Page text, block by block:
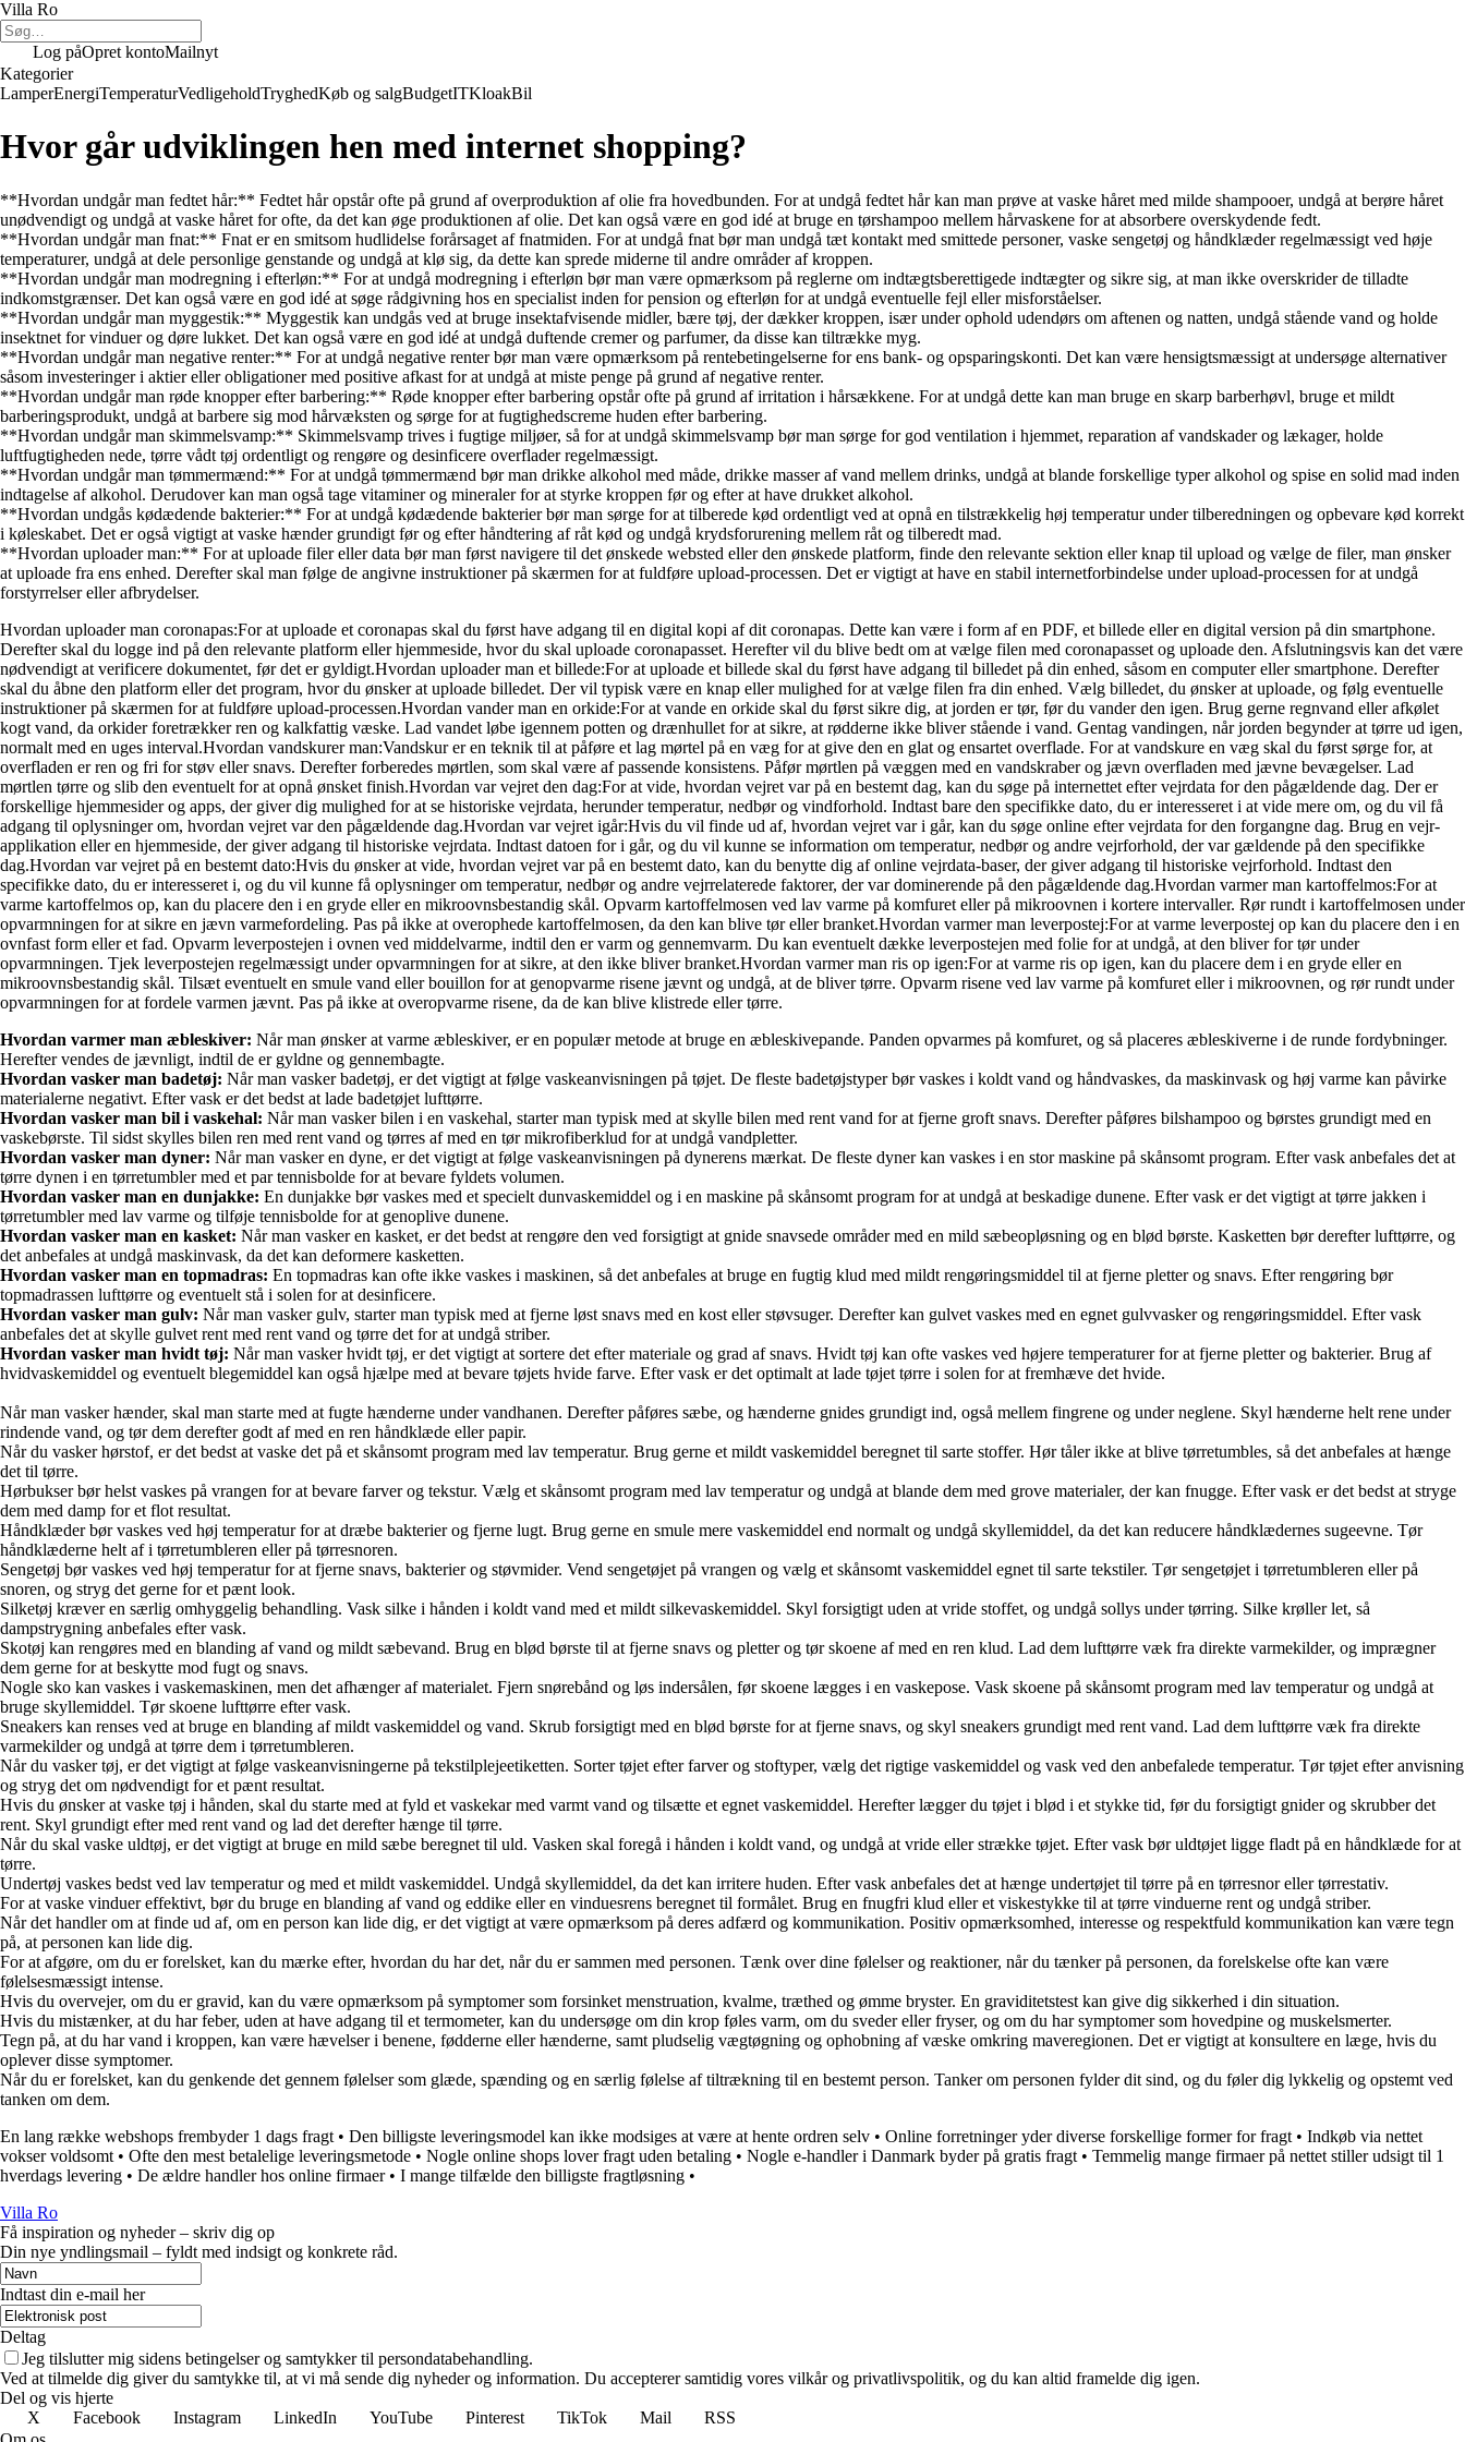
Villa Ro
Log påOpret kontoMailnyt
Kategorier
LamperEnergiTemperaturVedligeholdTryghedKøb og salgBudgetITKloakBil
Hvor går udviklingen hen med internet shopping?
**Hvordan undgår man fedtet hår:** Fedtet hår opstår ofte på grund af overproduktion af olie fra hovedbunden. For at undgå fedtet hår kan man prøve at vaske håret med milde shampooer, undgå at berøre håret
unødvendigt og undgå at vaske håret for ofte, da det kan øge produktionen af olie. Det kan også være en god idé at bruge en tørshampoo mellem hårvaskene for at absorbere overskydende fedt.
**Hvordan undgår man fnat:** Fnat er en smitsom hudlidelse forårsaget af fnatmiden. For at undgå fnat bør man undgå tæt kontakt med smittede personer, vaske sengetøj og håndklæder regelmæssigt ved høje
temperaturer, undgå at dele personlige genstande og undgå at klø sig, da dette kan sprede miderne til andre områder af kroppen.
**Hvordan undgår man modregning i efterløn:** For at undgå modregning i efterløn bør man være opmærksom på reglerne om indtægtsberettigede indtægter og sikre sig, at man ikke overskrider de tilladte
indkomstgrænser. Det kan også være en god idé at søge rådgivning hos en specialist inden for pension og efterløn for at undgå eventuelle fejl eller misforståelser.
**Hvordan undgår man myggestik:** Myggestik kan undgås ved at bruge insektafvisende midler, bære tøj, der dækker kroppen, især under ophold udendørs om aftenen og natten, undgå stående vand og holde
insektnet for vinduer og døre lukket. Det kan også være en god idé at undgå duftende cremer og parfumer, da disse kan tiltrække myg.
**Hvordan undgår man negative renter:** For at undgå negative renter bør man være opmærksom på rentebetingelserne for ens bank- og opsparingskonti. Det kan være hensigtsmæssigt at undersøge alternativer
såsom investeringer i aktier eller obligationer med positive afkast for at undgå at miste penge på grund af negative renter.
**Hvordan undgår man røde knopper efter barbering:** Røde knopper efter barbering opstår ofte på grund af irritation i hårsækkene. For at undgå dette kan man bruge en skarp barberhøvl, bruge et mildt
barberingsprodukt, undgå at barbere sig mod hårvæksten og sørge for at fugtighedscreme huden efter barbering.
**Hvordan undgår man skimmelsvamp:** Skimmelsvamp trives i fugtige miljøer, så for at undgå skimmelsvamp bør man sørge for god ventilation i hjemmet, reparation af vandskader og lækager, holde
luftfugtigheden nede, tørre vådt tøj ordentligt og rengøre og desinficere overflader regelmæssigt.
**Hvordan undgår man tømmermænd:** For at undgå tømmermænd bør man drikke alkohol med måde, drikke masser af vand mellem drinks, undgå at blande forskellige typer alkohol og spise en solid mad inden
indtagelse af alkohol. Derudover kan man også tage vitaminer og mineraler for at styrke kroppen før og efter at have drukket alkohol.
**Hvordan undgås kødædende bakterier:** For at undgå kødædende bakterier bør man sørge for at tilberede kød ordentligt ved at opnå en tilstrækkelig høj temperatur under tilberedningen og opbevare kød korrekt
i køleskabet. Det er også vigtigt at vaske hænder grundigt før og efter håndtering af råt kød og undgå krydsforurening mellem råt og tilberedt mad.
**Hvordan uploader man:** For at uploade filer eller data bør man først navigere til det ønskede websted eller den ønskede platform, finde den relevante sektion eller knap til upload og vælge de filer, man ønsker
at uploade fra ens enhed. Derefter skal man følge de angivne instruktioner på skærmen for at fuldføre upload-processen. Det er vigtigt at have en stabil internetforbindelse under upload-processen for at undgå
forstyrrelser eller afbrydelser.
Hvordan uploader man coronapas:For at uploade et coronapas skal du først have adgang til en digital kopi af dit coronapas. Dette kan være i form af en PDF, et billede eller en digital version på din smartphone.
Derefter skal du logge ind på den relevante platform eller hjemmeside, hvor du skal uploade coronapasset. Herefter vil du blive bedt om at vælge filen med coronapasset og uploade den. Afslutningsvis kan det være
nødvendigt at verificere dokumentet, før det er gyldigt.Hvordan uploader man et billede:For at uploade et billede skal du først have adgang til billedet på din enhed, såsom en computer eller smartphone. Derefter
skal du åbne den platform eller det program, hvor du ønsker at uploade billedet. Der vil typisk være en knap eller mulighed for at vælge filen fra din enhed. Vælg billedet, du ønsker at uploade, og følg eventuelle
instruktioner på skærmen for at fuldføre upload-processen.Hvordan vander man en orkide:For at vande en orkide skal du først sikre dig, at jorden er tør, før du vander den igen. Brug gerne regnvand eller afkølet
kogt vand, da orkider foretrækker ren og kalkfattig væske. Lad vandet løbe igennem potten og drænhullet for at sikre, at rødderne ikke bliver stående i vand. Gentag vandingen, når jorden begynder at tørre ud igen,
normalt med en uges interval.Hvordan vandskurer man:Vandskur er en teknik til at påføre et lag mørtel på en væg for at give den en glat og ensartet overflade. For at vandskure en væg skal du først sørge for, at
overfladen er ren og fri for støv eller snavs. Derefter forberedes mørtlen, som skal være af passende konsistens. Påfør mørtlen på væggen med en vandskraber og jævn overfladen med jævne bevægelser. Lad
mørtlen tørre og slib den eventuelt for at opnå ønsket finish.Hvordan var vejret den dag:For at vide, hvordan vejret var på en bestemt dag, kan du søge på internettet efter vejrdata for den pågældende dag. Der er
forskellige hjemmesider og apps, der giver dig mulighed for at se historiske vejrdata, herunder temperatur, nedbør og vindforhold. Indtast bare den specifikke dato, du er interesseret i at vide mere om, og du vil få
adgang til oplysninger om, hvordan vejret var den pågældende dag.Hvordan var vejret igår:Hvis du vil finde ud af, hvordan vejret var i går, kan du søge online efter vejrdata for den forgangne dag. Brug en vejr-
applikation eller en hjemmeside, der giver adgang til historiske vejrdata. Indtast datoen for i går, og du vil kunne se information om temperatur, nedbør og andre vejrforhold, der var gældende på den specifikke
dag.Hvordan var vejret på en bestemt dato:Hvis du ønsker at vide, hvordan vejret var på en bestemt dato, kan du benytte dig af online vejrdata-baser, der giver adgang til historiske vejrforhold. Indtast den
specifikke dato, du er interesseret i, og du vil kunne få oplysninger om temperatur, nedbør og andre vejrrelaterede faktorer, der var dominerende på den pågældende dag.Hvordan varmer man kartoffelmos:For at
varme kartoffelmos op, kan du placere den i en gryde eller en mikroovnsbestandig skål. Opvarm kartoffelmosen ved lav varme på komfuret eller på mikroovnen i kortere intervaller. Rør rundt i kartoffelmosen under
opvarmningen for at sikre en jævn varmefordeling. Pas på ikke at overophede kartoffelmosen, da den kan blive tør eller branket.Hvordan varmer man leverpostej:For at varme leverpostej op kan du placere den i en
ovnfast form eller et fad. Opvarm leverpostejen i ovnen ved middelvarme, indtil den er varm og gennemvarm. Du kan eventuelt dække leverpostejen med folie for at undgå, at den bliver for tør under
opvarmningen. Tjek leverpostejen regelmæssigt under opvarmningen for at sikre, at den ikke bliver branket.Hvordan varmer man ris op igen:For at varme ris op igen, kan du placere dem i en gryde eller en
mikroovnsbestandig skål. Tilsæt eventuelt en smule vand eller bouillon for at genopvarme risene jævnt og undgå, at de bliver tørre. Opvarm risene ved lav varme på komfuret eller i mikroovnen, og rør rundt under
opvarmningen for at fordele varmen jævnt. Pas på ikke at overopvarme risene, da de kan blive klistrede eller tørre.
Hvordan varmer man æbleskiver: Når man ønsker at varme æbleskiver, er en populær metode at bruge en æbleskivepande. Panden opvarmes på komfuret, og så placeres æbleskiverne i de runde fordybninger.
Herefter vendes de jævnligt, indtil de er gyldne og gennembagte.
Hvordan vasker man badetøj: Når man vasker badetøj, er det vigtigt at følge vaskeanvisningen på tøjet. De fleste badetøjstyper bør vaskes i koldt vand og håndvaskes, da maskinvask og høj varme kan påvirke
materialerne negativt. Efter vask er det bedst at lade badetøjet lufttørre.
Hvordan vasker man bil i vaskehal: Når man vasker bilen i en vaskehal, starter man typisk med at skylle bilen med rent vand for at fjerne groft snavs. Derefter påføres bilshampoo og børstes grundigt med en
vaskebørste. Til sidst skylles bilen ren med rent vand og tørres af med en tør mikrofiberklud for at undgå vandpletter.
Hvordan vasker man dyner: Når man vasker en dyne, er det vigtigt at følge vaskeanvisningen på dynerens mærkat. De fleste dyner kan vaskes i en stor maskine på skånsomt program. Efter vask anbefales det at
tørre dynen i en tørretumbler med et par tennisbolde for at bevare fyldets volumen.
Hvordan vasker man en dunjakke: En dunjakke bør vaskes med et specielt dunvaskemiddel og i en maskine på skånsomt program for at undgå at beskadige dunene. Efter vask er det vigtigt at tørre jakken i
tørretumbler med lav varme og tilføje tennisbolde for at genoplive dunene.
Hvordan vasker man en kasket: Når man vasker en kasket, er det bedst at rengøre den ved forsigtigt at gnide snavsede områder med en mild sæbeopløsning og en blød børste. Kasketten bør derefter lufttørre, og
det anbefales at undgå maskinvask, da det kan deformere kasketten.
Hvordan vasker man en topmadras: En topmadras kan ofte ikke vaskes i maskinen, så det anbefales at bruge en fugtig klud med mildt rengøringsmiddel til at fjerne pletter og snavs. Efter rengøring bør
topmadrassen lufttørre og eventuelt stå i solen for at desinficere.
Hvordan vasker man gulv: Når man vasker gulv, starter man typisk med at fjerne løst snavs med en kost eller støvsuger. Derefter kan gulvet vaskes med en egnet gulvvasker og rengøringsmiddel. Efter vask
anbefales det at skylle gulvet rent med rent vand og tørre det for at undgå striber.
Hvordan vasker man hvidt tøj: Når man vasker hvidt tøj, er det vigtigt at sortere det efter materiale og grad af snavs. Hvidt tøj kan ofte vaskes ved højere temperaturer for at fjerne pletter og bakterier. Brug af
hvidvaskemiddel og eventuelt blegemiddel kan også hjælpe med at bevare tøjets hvide farve. Efter vask er det optimalt at lade tøjet tørre i solen for at fremhæve det hvide.
Når man vasker hænder, skal man starte med at fugte hænderne under vandhanen. Derefter påføres sæbe, og hænderne gnides grundigt ind, også mellem fingrene og under neglene. Skyl hænderne helt rene under
rindende vand, og tør dem derefter godt af med en ren håndklæde eller papir.
Når du vasker hørstof, er det bedst at vaske det på et skånsomt program med lav temperatur. Brug gerne et mildt vaskemiddel beregnet til sarte stoffer. Hør tåler ikke at blive tørretumbles, så det anbefales at hænge
det til tørre.
Hørbukser bør helst vaskes på vrangen for at bevare farver og tekstur. Vælg et skånsomt program med lav temperatur og undgå at blande dem med grove materialer, der kan fnugge. Efter vask er det bedst at stryge
dem med damp for et flot resultat.
Håndklæder bør vaskes ved høj temperatur for at dræbe bakterier og fjerne lugt. Brug gerne en smule mere vaskemiddel end normalt og undgå skyllemiddel, da det kan reducere håndklædernes sugeevne. Tør
håndklæderne helt af i tørretumbleren eller på tørresnoren.
Sengetøj bør vaskes ved høj temperatur for at fjerne snavs, bakterier og støvmider. Vend sengetøjet på vrangen og vælg et skånsomt vaskemiddel egnet til sarte tekstiler. Tør sengetøjet i tørretumbleren eller på
snoren, og stryg det gerne for et pænt look.
Silketøj kræver en særlig omhyggelig behandling. Vask silke i hånden i koldt vand med et mildt silkevaskemiddel. Skyl forsigtigt uden at vride stoffet, og undgå sollys under tørring. Silke krøller let, så
dampstrygning anbefales efter vask.
Skotøj kan rengøres med en blanding af vand og mildt sæbevand. Brug en blød børste til at fjerne snavs og pletter og tør skoene af med en ren klud. Lad dem lufttørre væk fra direkte varmekilder, og imprægner
dem gerne for at beskytte mod fugt og snavs.
Nogle sko kan vaskes i vaskemaskinen, men det afhænger af materialet. Fjern snørebånd og løs indersålen, før skoene lægges i en vaskepose. Vask skoene på skånsomt program med lav temperatur og undgå at
bruge skyllemiddel. Tør skoene lufttørre efter vask.
Sneakers kan renses ved at bruge en blanding af mildt vaskemiddel og vand. Skrub forsigtigt med en blød børste for at fjerne snavs, og skyl sneakers grundigt med rent vand. Lad dem lufttørre væk fra direkte
varmekilder og undgå at tørre dem i tørretumbleren.
Når du vasker tøj, er det vigtigt at følge vaskeanvisningerne på tekstilplejeetiketten. Sorter tøjet efter farver og stoftyper, vælg det rigtige vaskemiddel og vask ved den anbefalede temperatur. Tør tøjet efter anvisning
og stryg det om nødvendigt for et pænt resultat.
Hvis du ønsker at vaske tøj i hånden, skal du starte med at fyld et vaskekar med varmt vand og tilsætte et egnet vaskemiddel. Herefter lægger du tøjet i blød i et stykke tid, før du forsigtigt gnider og skrubber det
rent. Skyl grundigt efter med rent vand og lad det derefter hænge til tørre.
Når du skal vaske uldtøj, er det vigtigt at bruge en mild sæbe beregnet til uld. Vasken skal foregå i hånden i koldt vand, og undgå at vride eller strække tøjet. Efter vask bør uldtøjet ligge fladt på en håndklæde for at
tørre.
Undertøj vaskes bedst ved lav temperatur og med et mildt vaskemiddel. Undgå skyllemiddel, da det kan irritere huden. Efter vask anbefales det at hænge undertøjet til tørre på en tørresnor eller tørrestativ.
For at vaske vinduer effektivt, bør du bruge en blanding af vand og eddike eller en vinduesrens beregnet til formålet. Brug en fnugfri klud eller et viskestykke til at tørre vinduerne rent og undgå striber.
Når det handler om at finde ud af, om en person kan lide dig, er det vigtigt at være opmærksom på deres adfærd og kommunikation. Positiv opmærksomhed, interesse og respektfuld kommunikation kan være tegn
på, at personen kan lide dig.
For at afgøre, om du er forelsket, kan du mærke efter, hvordan du har det, når du er sammen med personen. Tænk over dine følelser og reaktioner, når du tænker på personen, da forelskelse ofte kan være
følelsesmæssigt intense.
Hvis du overvejer, om du er gravid, kan du være opmærksom på symptomer som forsinket menstruation, kvalme, træthed og ømme bryster. En graviditetstest kan give dig sikkerhed i din situation.
Hvis du mistænker, at du har feber, uden at have adgang til et termometer, kan du undersøge om din krop føles varm, om du sveder eller fryser, og om du har symptomer som hovedpine og muskelsmerter.
Tegn på, at du har vand i kroppen, kan være hævelser i benene, fødderne eller hænderne, samt pludselig vægtøgning og ophobning af væske omkring maveregionen. Det er vigtigt at konsultere en læge, hvis du
oplever disse symptomer.
Når du er forelsket, kan du genkende det gennem følelser som glæde, spænding og en særlig følelse af tiltrækning til en bestemt person. Tanker om personen fylder dit sind, og du føler dig lykkelig og opstemt ved
tanken om dem.
En lang række webshops frembyder 1 dags fragt • Den billigste leveringsmodel kan ikke modsiges at være at hente ordren selv • Online forretninger yder diverse forskellige former for fragt • Indkøb via nettet
vokser voldsomt • Ofte den mest betalelige leveringsmetode • Nogle online shops lover fragt uden betaling • Nogle e-handler i Danmark byder på gratis fragt • Temmelig mange firmaer på nettet stiller udsigt til 1
hverdags levering • De ældre handler hos online firmaer• I mange tilfælde den billigste fragtløsning •
Villa Ro
Få inspiration og nyheder – skriv dig op
Din nye yndlingsmail – fyldt med indsigt og konkrete råd.
Indtast din e-mail her
Deltag
Jeg tilslutter mig sidens betingelser og samtykker til persondatabehandling.
Ved at tilmelde dig giver du samtykke til, at vi må sende dig nyheder og information. Du accepterer samtidig vores vilkår og privatlivspolitik, og du kan altid framelde dig igen.
Del og vis hjerte
X
Facebook Instagram LinkedIn YouTube Pinterest TikTok Mail
RSS